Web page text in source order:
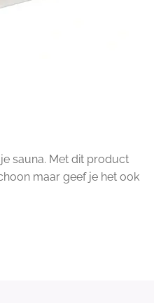
sauna. Met dit product
maar geef je het ook